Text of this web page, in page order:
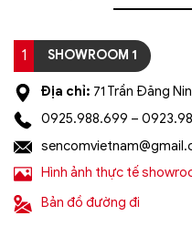
1 SHOWROOM 1
Địa chỉ: 71 Trần Đăng
0925.988.699 –
Hình ảnh thực tế
Bản đồ đường đi